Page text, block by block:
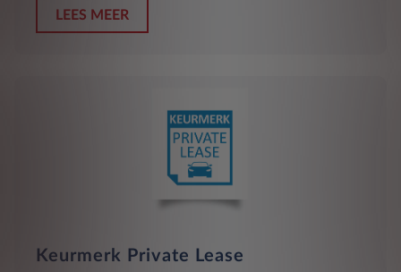
LEES MEER
Keurmerk Private Lease